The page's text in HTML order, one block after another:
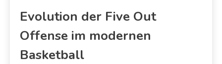
Evolution der Five Out
Offense im modernen
Basketball